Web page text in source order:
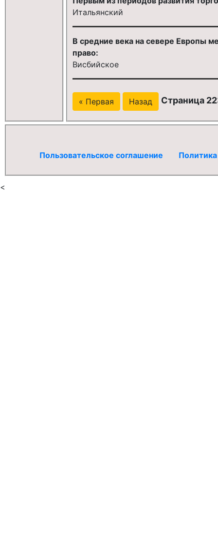
Итальянский
В средние века на севере Европы
право:
Висбийское
« Первая Назад Страница
Пользовательское соглашение
<